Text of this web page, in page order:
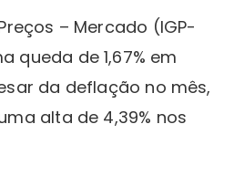
– Mercado (IGP-
queda de 1,67% em
da deflação no mês,
alta de 4,39% nos